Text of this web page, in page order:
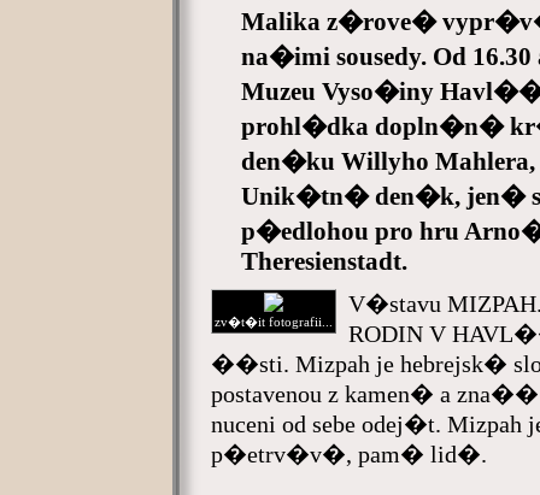
Malika z�rove�
na�imi sousedy. Od
Muzeu Vyso�iny
prohl�dka dopln�n�
den�ku Willyho
Unik�tn� den�k, jen� si
p�edlohou pro hru
Theresienstadt.
zv�t�it fotografii...
V�stavu
RODIN V
��sti. Mizpah je hebrejsk�
postavenou z kamen� a
nuceni od sebe odej�t.
p�etrv�v�, pam� lid�.